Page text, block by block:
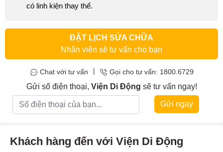
có linh kiện thay thế.
ĐẶT LỊCH SỬA CHỮA
Nhân viên sẽ tư vấn cho bạn
Chat với tư vấn Gọi cho tư vấn: 1800.6729
Gửi số điện thoại, Viện Di Động sẽ tư vấn ngay!
Gửi ngay
Khách hàng đến với Viện Di Động